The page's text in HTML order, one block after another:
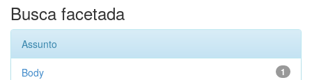
Busca facetada
Assunto
1
Body